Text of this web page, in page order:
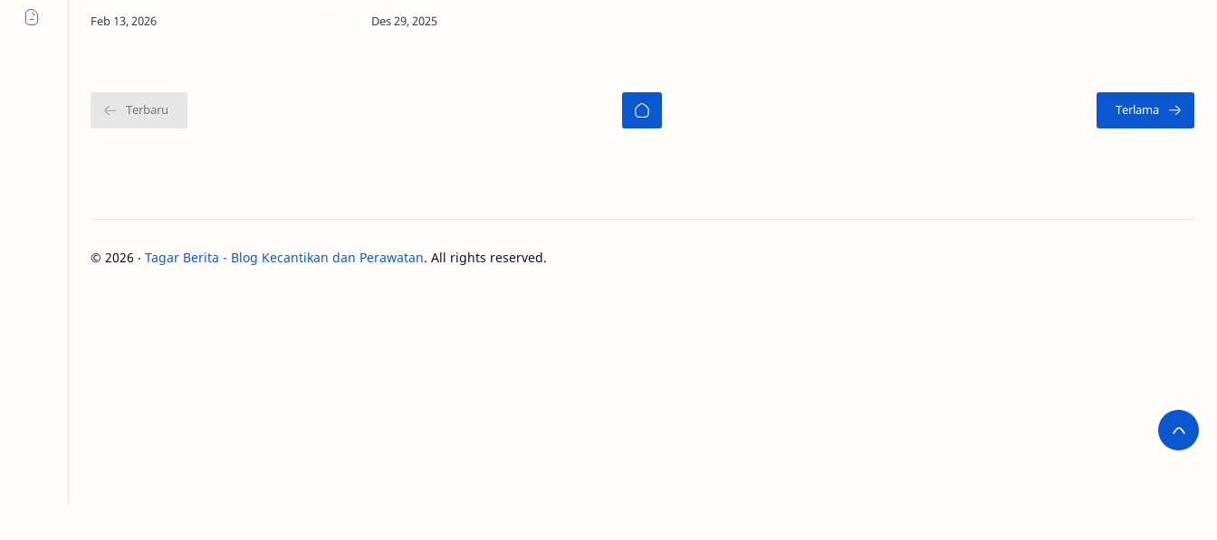
mungkinkah kita memperlambat proses
mengapa beberapa oran…
© 2026 ‧ Tagar Berita - Blog Kecantikan dan Perawatan. All rights reserved.